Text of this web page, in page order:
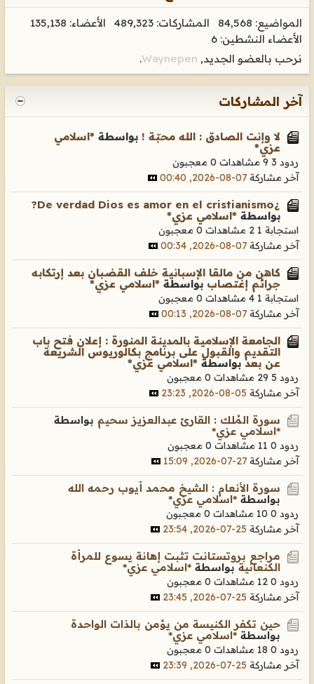
الأعضاء النشطين: 6
نرحب بالعضو الجديد, Waynepen
.
آخر المشاركات
لا وإنت الصادق : الله محبّة ! بواسطة *اسلامي
عزي*
ردود 3 9 مشاهدات
0 معجبون
آخر مشاركة 07-08-2026, 00:40
¿De verdad Dios es amor en el cristianismo?
بواسطة *اسلامي عزي*
استجابة 1 2 مشاهدات
0 معجبون
آخر مشاركة 07-08-2026, 00:34
كاهن من مالقا الإسبانية خلف القضبان بعد إرتكابه
جرائم إغتصاب بواسطة *اسلامي عزي*
استجابة 1 4 مشاهدات
0 معجبون
آخر مشاركة 07-08-2026, 00:13
الجامعة الإسلامية بالمدينة المنورة : إعلان فتح باب
التقديم والقبول على برنامج بكالوريوس الشريعة
عن بعد بواسطة *اسلامي عزي*
ردود 5 29 مشاهدات
0 معجبون
آخر مشاركة 05-08-2026, 23:23
سورة المُلك : القارئ عبدالعزيز سحيم بواسطة
*اسلامي عزي*
ردود 0 11 مشاهدات
0 معجبون
آخر مشاركة 27-07-2026, 15:09
سورة الأنعام : الشيخ محمد أيوب رحمه الله
بواسطة *اسلامي عزي*
ردود 0 10 مشاهدات
0 معجبون
آخر مشاركة 25-07-2026, 23:54
مراجع بروتستانت تثبت إهانة يسوع للمرأة
الكنعانية بواسطة *اسلامي عزي*
ردود 0 12 مشاهدات
0 معجبون
آخر مشاركة 25-07-2026, 23:45
حين تكفر الكنيسة من يؤمن بالذات الواحدة
بواسطة *اسلامي عزي*
ردود 0 18 مشاهدات
0 معجبون
آخر مشاركة 25-07-2026, 23:39